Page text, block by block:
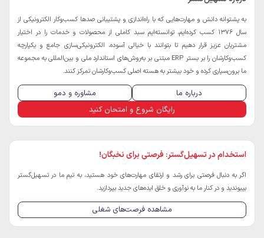
به پشتوانه دانش و مهارت‌هایی که با راه‌اندازی و پشتیبانی صدها کسب‌و‌کار الکترونیکی از
سال 1376 کسب کرده‌ایم، توانسته‌ایم سبد کاملی از محصولات و خدمات را در اختیار
مشتریان عزیز قرار دهیم تا بتوانند با خیالی آسوده، الکترونیکی‌سازی جامع و یکپارچه
کسب‌و‌کارشان را بر بستر ERP مبتنی بر به‌روش‌های استاندارد ملی و بین‌المللی به مجموعه
ما برون‌سپاری کرده و خود بیشتر به هسته اصلی کسب‌و‌کارشان تمرکز کنند.
درباره ما
مشاوره و دمو
رایگان شروع و امتحان کنید
استخدام در تسهیل‌گستر: فرصتی برای نخبگان!
اگر به دنبال فرصتی برای رشد و ارتقای مهارت‌های خود هستید، به تیم ما در تسهیل‌گستر
بپیوندید و در کنار ما به نوآوری و خلق ایده‌های جدید بپردازید.
مشاهده فرصت‌های شغلی